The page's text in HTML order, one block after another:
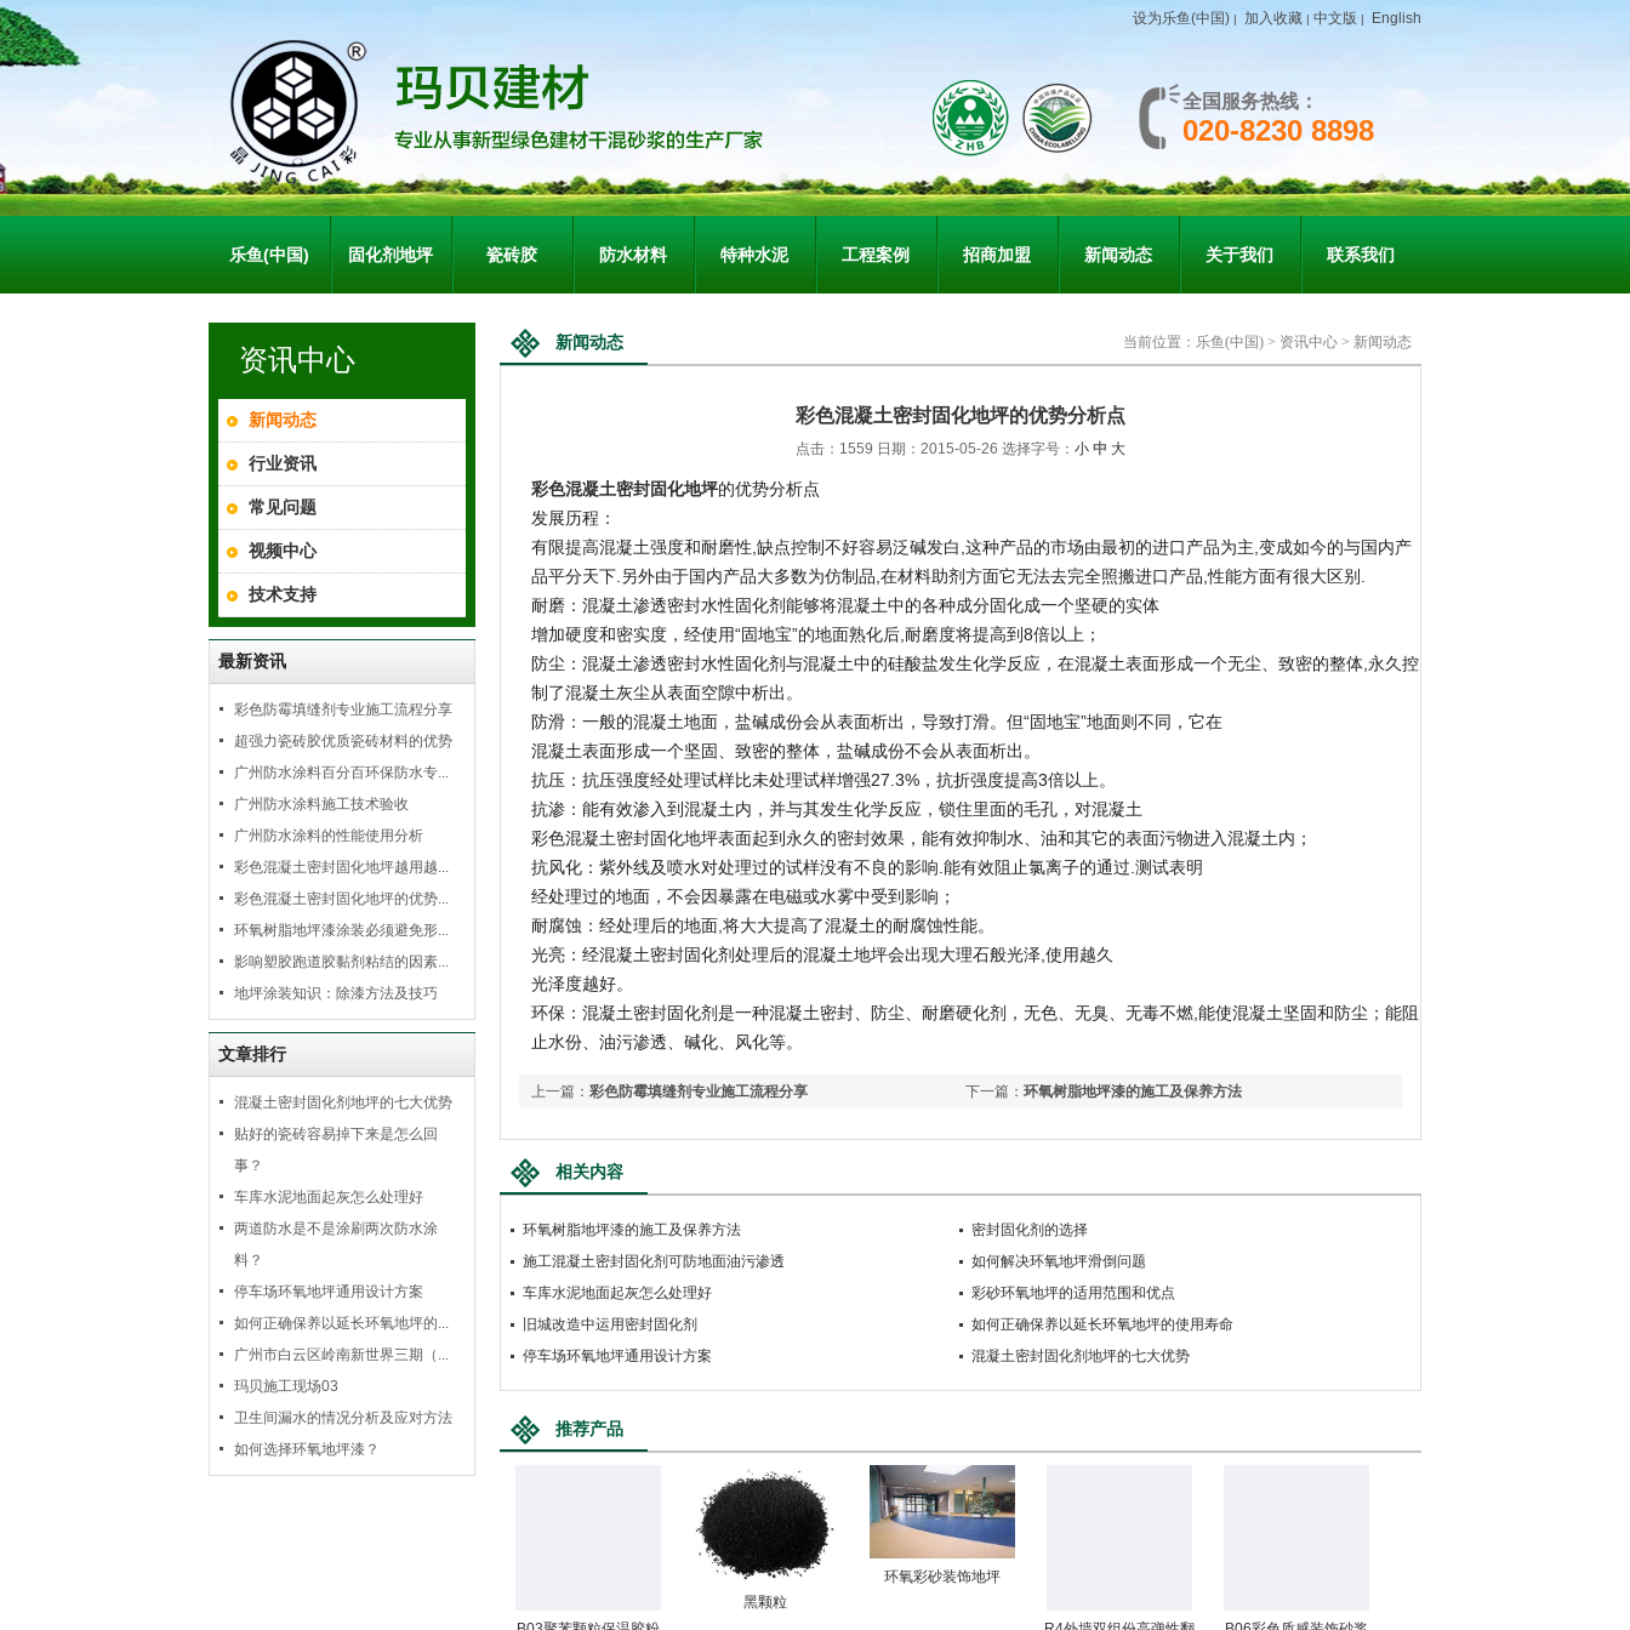
设为乐鱼(中国) | 加入收藏 | 中文版 | English
全国服务热线：
020-8230 8898
乐鱼(中国) 固化剂地坪 瓷砖胶 防水材料 特种水泥 工程案例 招商加盟 新闻动态 关于我们 联系我们
资讯中心
新闻动态
行业资讯
常见问题
视频中心
技术支持
最新资讯
彩色防霉填缝剂专业施工流程分享
超强力瓷砖胶优质瓷砖材料的优势
广州防水涂料百分百环保防水专...
广州防水涂料施工技术验收
广州防水涂料的性能使用分析
彩色混凝土密封固化地坪越用越...
彩色混凝土密封固化地坪的优势...
环氧树脂地坪漆涂装必须避免形...
影响塑胶跑道胶黏剂粘结的因素...
地坪涂装知识：除漆方法及技巧
文章排行
混凝土密封固化剂地坪的七大优势
贴好的瓷砖容易掉下来是怎么回
事？
车库水泥地面起灰怎么处理好
两道防水是不是涂刷两次防水涂
料？
停车场环氧地坪通用设计方案
如何正确保养以延长环氧地坪的...
广州市白云区岭南新世界三期（...
玛贝施工现场03
卫生间漏水的情况分析及应对方法
如何选择环氧地坪漆？
新闻动态 当前位置： 乐鱼(中国) > 资讯中心 > 新闻动态
彩色混凝土密封固化地坪的优势分析点
点击：1559 日期：2015-05-26 选择字号： 小 中 大
彩色混凝土密封固化地坪的优势分析点
发展历程：
有限提高混凝土强度和耐磨性,缺点控制不好容易泛碱发白,这种产品的市场由最初的进口产品为主,变成如今的与国内产
品平分天下.另外由于国内产品大多数为仿制品,在材料助剂方面它无法去完全照搬进口产品,性能方面有很大区别.
耐磨：混凝土渗透密封水性固化剂能够将混凝土中的各种成分固化成一个坚硬的实体
增加硬度和密实度，经使用“固地宝”的地面熟化后,耐磨度将提高到8倍以上；
防尘：混凝土渗透密封水性固化剂与混凝土中的硅酸盐发生化学反应，在混凝土表面形成一个无尘、致密的整体,永久控
制了混凝土灰尘从表面空隙中析出。
防滑：一般的混凝土地面，盐碱成份会从表面析出，导致打滑。但“固地宝”地面则不同，它在
混凝土表面形成一个坚固、致密的整体，盐碱成份不会从表面析出。
抗压：抗压强度经处理试样比未处理试样增强27.3%，抗折强度提高3倍以上。
抗渗：能有效渗入到混凝土内，并与其发生化学反应，锁住里面的毛孔，对混凝土
彩色混凝土密封固化地坪表面起到永久的密封效果，能有效抑制水、油和其它的表面污物进入混凝土内；
抗风化：紫外线及喷水对处理过的试样没有不良的影响.能有效阻止氯离子的通过.测试表明
经处理过的地面，不会因暴露在电磁或水雾中受到影响；
耐腐蚀：经处理后的地面,将大大提高了混凝土的耐腐蚀性能。
光亮：经混凝土密封固化剂处理后的混凝土地坪会出现大理石般光泽,使用越久
光泽度越好。
环保：混凝土密封固化剂是一种混凝土密封、防尘、耐磨硬化剂，无色、无臭、无毒不燃,能使混凝土坚固和防尘；能阻
止水份、油污渗透、碱化、风化等。
上一篇： 彩色防霉填缝剂专业施工流程分享 下一篇： 环氧树脂地坪漆的施工及保养方法
相关内容
环氧树脂地坪漆的施工及保养方法
密封固化剂的选择
施工混凝土密封固化剂可防地面油污渗透
如何解决环氧地坪滑倒问题
车库水泥地面起灰怎么处理好
彩砂环氧地坪的适用范围和优点
旧城改造中运用密封固化剂
如何正确保养以延长环氧地坪的使用寿命
停车场环氧地坪通用设计方案
混凝土密封固化剂地坪的七大优势
推荐产品
黑颗粒
环氧彩砂装饰地坪